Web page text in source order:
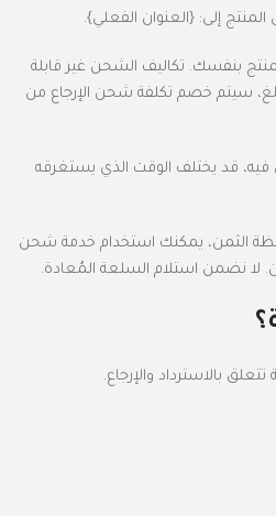
إلى: {العنوان الفعلي}.
بنفسك. تكاليف الشحن غير قابلة
سيتم خصم تكلفة شحن الإرجاع من
فيه، قد يختلف الوقت الذي يستغرقه
الثمن، يمكنك استخدام خدمة شحن
لا نضمن استلام السلعة المُعادة.